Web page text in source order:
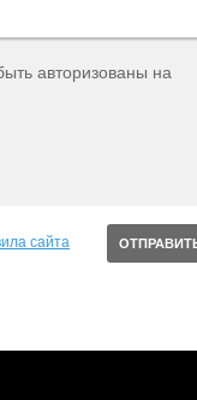
авторизованы на
сайта